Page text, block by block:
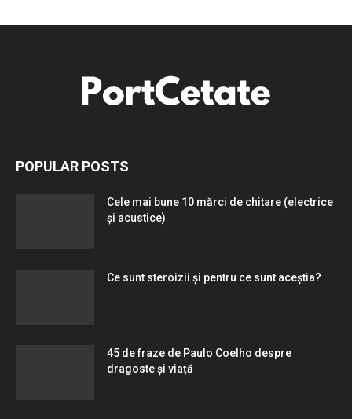
POPULAR POSTS
Cele mai bune 10 mărci de chitare (electrice
și acustice)
Ce sunt steroizii și pentru ce sunt aceștia?
45 de fraze de Paulo Coelho despre
dragoste și viață